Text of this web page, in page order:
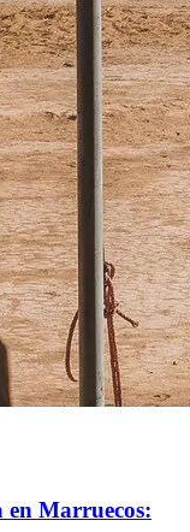
Marruecos: